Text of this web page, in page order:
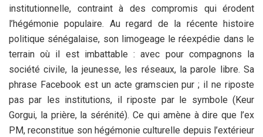
institutionnelle, contraint à des compromis qui érodent
l’hégémonie populaire. Au regard de la récente histoire
politique sénégalaise, son limogeage le réexpédie dans le
terrain où il est imbattable : avec pour compagnons la
société civile, la jeunesse, les réseaux, la parole libre. Sa
phrase Facebook est un acte gramscien pur ; il ne riposte
pas par les institutions, il riposte par le symbole (Keur
Gorgui, la prière, la sérénité). Ce qui amène à dire que l’ex
PM, reconstitue son hégémonie culturelle depuis l’extérieur